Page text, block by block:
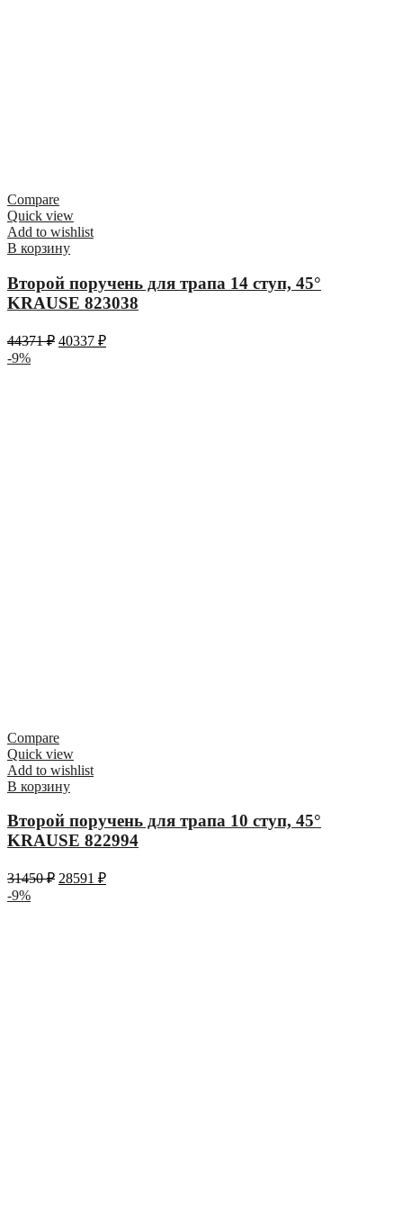
Compare
Quick view
Add to wishlist
В корзину
Второй поручень для трапа 14 ступ, 45°
KRAUSE 823038
44371₽ 40337 ₽
-9%
Compare
Quick view
Add to wishlist
В корзину
Второй поручень для трапа 10 ступ, 45°
KRAUSE 822994
31450₽ 28591 ₽
-9%